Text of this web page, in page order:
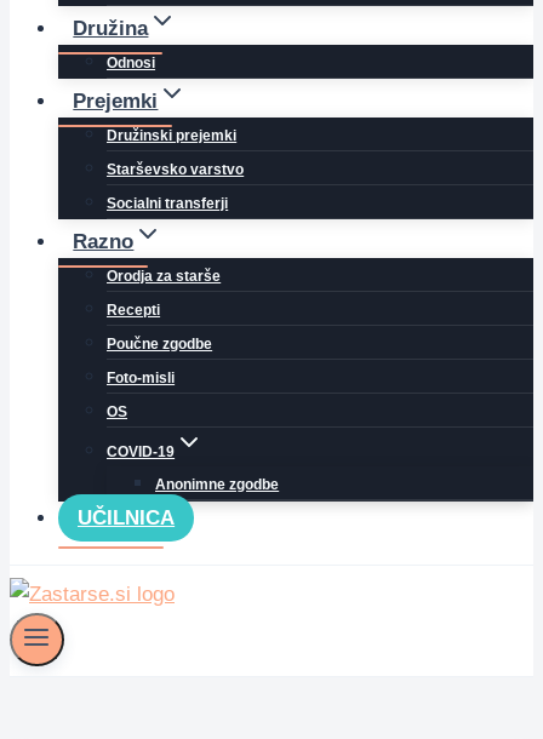
Družina
Odnosi
Prejemki
Družinski prejemki
Starševsko varstvo
Socialni transferji
Razno
Orodja za starše
Recepti
Poučne zgodbe
Foto-misli
OS
COVID-19
Anonimne zgodbe
UČILNICA